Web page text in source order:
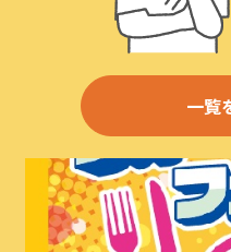
一覧